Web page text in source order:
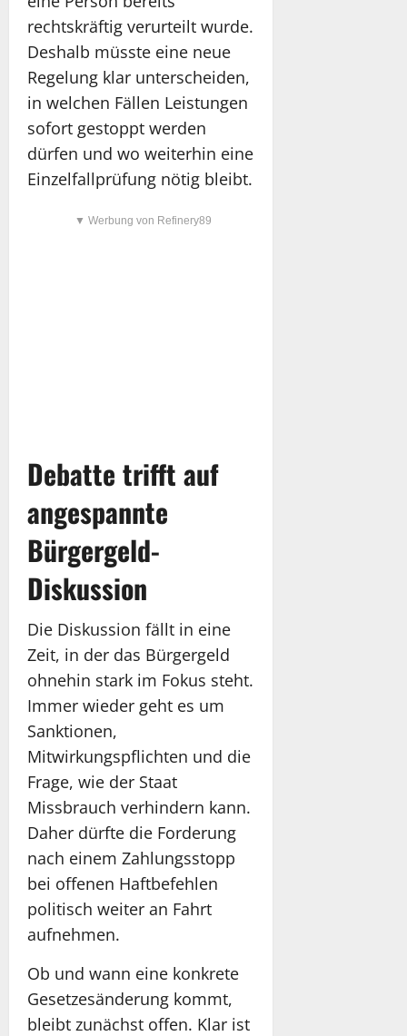
rechtskräftig verurteilt wurde.
Deshalb müsste eine neue
Regelung klar unterscheiden,
in welchen Fällen Leistungen
sofort gestoppt werden
dürfen und wo weiterhin eine
Einzelfallprüfung nötig bleibt.
▼ Werbung von Refinery89
Debatte trifft auf
angespannte
Bürgergeld-
Diskussion
Die Diskussion fällt in eine
Zeit, in der das Bürgergeld
ohnehin stark im Fokus steht.
Immer wieder geht es um
Sanktionen,
Mitwirkungspflichten und die
Frage, wie der Staat
Missbrauch verhindern kann.
Daher dürfte die Forderung
nach einem Zahlungsstopp
bei offenen Haftbefehlen
politisch weiter an Fahrt
aufnehmen.
Ob und wann eine konkrete
Gesetzesänderung kommt,
bleibt zunächst offen. Klar ist